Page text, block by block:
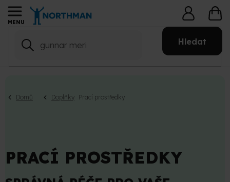
Přejít
na
Hledat
Domů Doplňky Prací prostředky
PRACÍ PROSTŘEDKY